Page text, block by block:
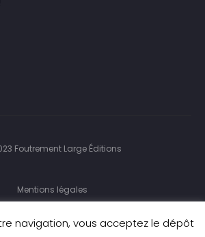
Foutrement Large Éditions
Mentions légales
des données personnelles
navigation, vous acceptez le dépôt